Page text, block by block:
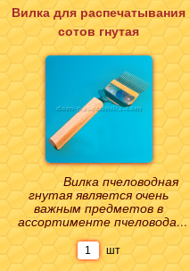
шт
Вилка для распечатывания
сотов гнутая
Вилка пчеловодная
гнутая является очень
важным предметов в
ассортименте пчеловода.
Чаще всего выпускаемая
гнутая вилка имеет д..